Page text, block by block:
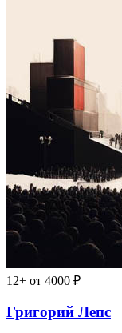
12+ от 4000 ₽
Григорий Лепс